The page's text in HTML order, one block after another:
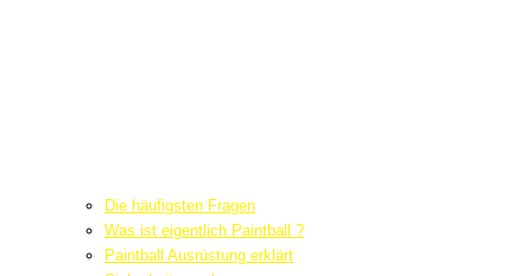
Die häufigsten Fragen
Was ist eigentlich Paintball ?
Paintball Ausrüstung erklärt